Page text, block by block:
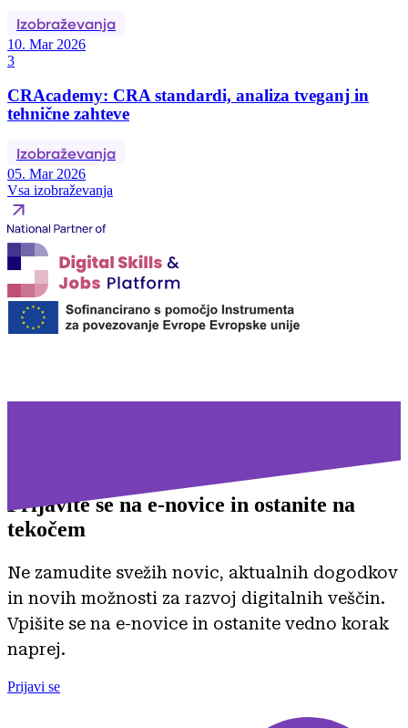
Izobraževanja
10. Mar 2026
3
CRAcademy: CRA standardi, analiza tveganj in
tehnične zahteve
Izobraževanja
05. Mar 2026
Vsa izobraževanja
Prijavite se na e-novice in ostanite na
tekočem
Ne zamudite svežih novic, aktualnih dogodkov
in novih možnosti za razvoj digitalnih veščin.
Vpišite se na e-novice in ostanite vedno korak
naprej.
Prijavi se